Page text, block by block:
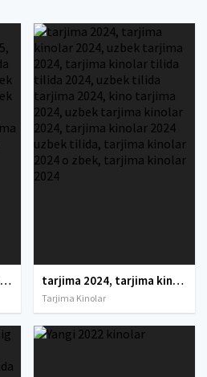
tarjima kinolar 2025, uzbek tarjima kinolar 2025, tarjima kinolar uzbek tilida 2025, tarjima kinolar o zbek 2025, tarjima kinolar o zbek tilida 2025, yangi tarjima kinolar 2025, uzmovi tarjima kinolar 2025, uzmovi com tarjima kinolar 2025, uzbekcha t tarjima 2024, tarjima kinolar 2024, uzbek tarjima 2024, tarjima kinolar tilida tilida 2024, uzbek tilida tarjima 2024, kino tarjima 2024, uzbek tarjima kinolar 2024, tarjima kinolar 2024 uzbek tilida, tarjima kinolar 2024 o zbek, tarjima kinolar 2024
Tarjima Kinolar